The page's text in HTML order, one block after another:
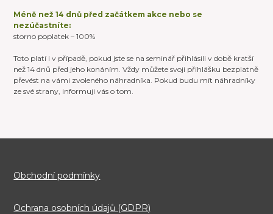
Méně než 14 dnů před začátkem akce nebo se
nezúčastníte:
storno poplatek – 100%
Toto platí i v případě, pokud jste se na seminář přihlásili v době kratší
než 14 dnů před jeho konáním. Vždy můžete svoji přihlášku bezplatně
převést na vámi zvoleného náhradníka. Pokud budu mít náhradníky
ze své strany, informuji vás o tom.
Obchodní podmínky
Ochrana osobních údajů (GDPR)